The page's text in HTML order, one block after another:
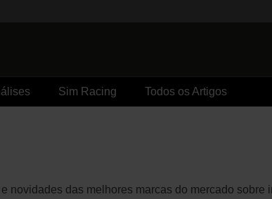
Sim Racing Todos os Artigos
novidades das melhores marcas do mercado sobre